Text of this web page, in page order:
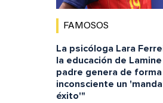
FAMOSOS
La psicóloga Lara
la educación de Lamine
padre genera de forma
inconsciente un
éxito'"